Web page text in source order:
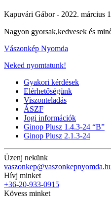
Kapuvári Gábor - 2022. március
Nagyon gyorsak,kedvesek és
Vászonkép Nyomda
Neked nyomtatunk!
Gyakori kérdések
Elérhetőségünk
Viszonteladás
ÁSZF
Jogi információk
Ginop Plusz 1.4.3-24 “B”
Ginop Plusz 2.1.3-24
Üzenj nekünk
Hívj minket
+36-20-933-0915
Kövess minket